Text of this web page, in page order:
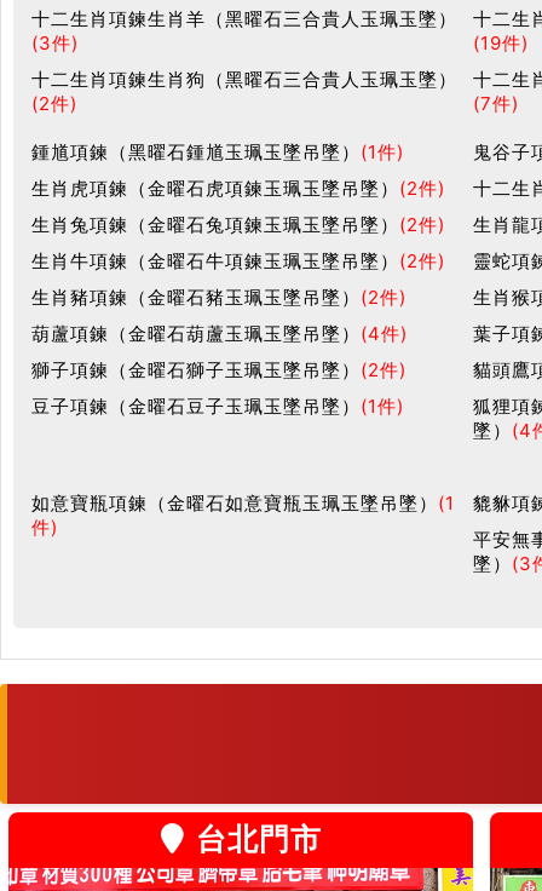
十二生肖項鍊生肖羊（黑曜石三合貴人玉珮玉墜）
(3件)
十二生
(19件)
十二生肖項鍊生肖狗（黑曜石三合貴人玉珮玉墜）
(2件)
十二生
(7件)
鍾馗項鍊（黑曜石鍾馗玉珮玉墜吊墜） (1件)
鬼谷子
生肖虎項鍊（金曜石虎項鍊玉珮玉墜吊墜） (2件)
十二生
生肖兔項鍊（金曜石兔項鍊玉珮玉墜吊墜） (2件)
生肖龍
生肖牛項鍊（金曜石牛項鍊玉珮玉墜吊墜） (2件)
靈蛇項
生肖豬項鍊（金曜石豬玉珮玉墜吊墜） (2件)
生肖猴
葫蘆項鍊（金曜石葫蘆玉珮玉墜吊墜） (4件)
葉子項
獅子項鍊（金曜石獅子玉珮玉墜吊墜） (2件)
貓頭鷹
豆子項鍊（金曜石豆子玉珮玉墜吊墜） (1件)
狐狸項
墜） (4
如意寶瓶項鍊（金曜石如意寶瓶玉珮玉墜吊墜） (1
件)
貔貅項
平安無
墜） (3
台北門市